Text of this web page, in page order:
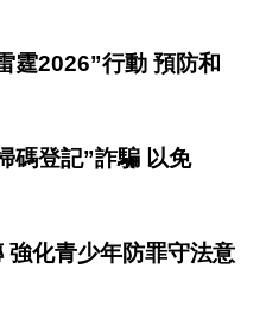
霆2026”行動 預防和
碼登記”詐騙 以免
強化青少年防罪守法意